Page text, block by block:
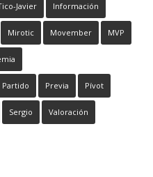
Javier Información
Mirotic Movember MVP
Partido Previa Pívot
Sergio Valoración